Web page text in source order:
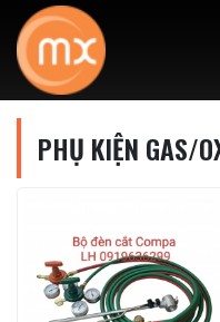
PHỤ KIỆN GAS/